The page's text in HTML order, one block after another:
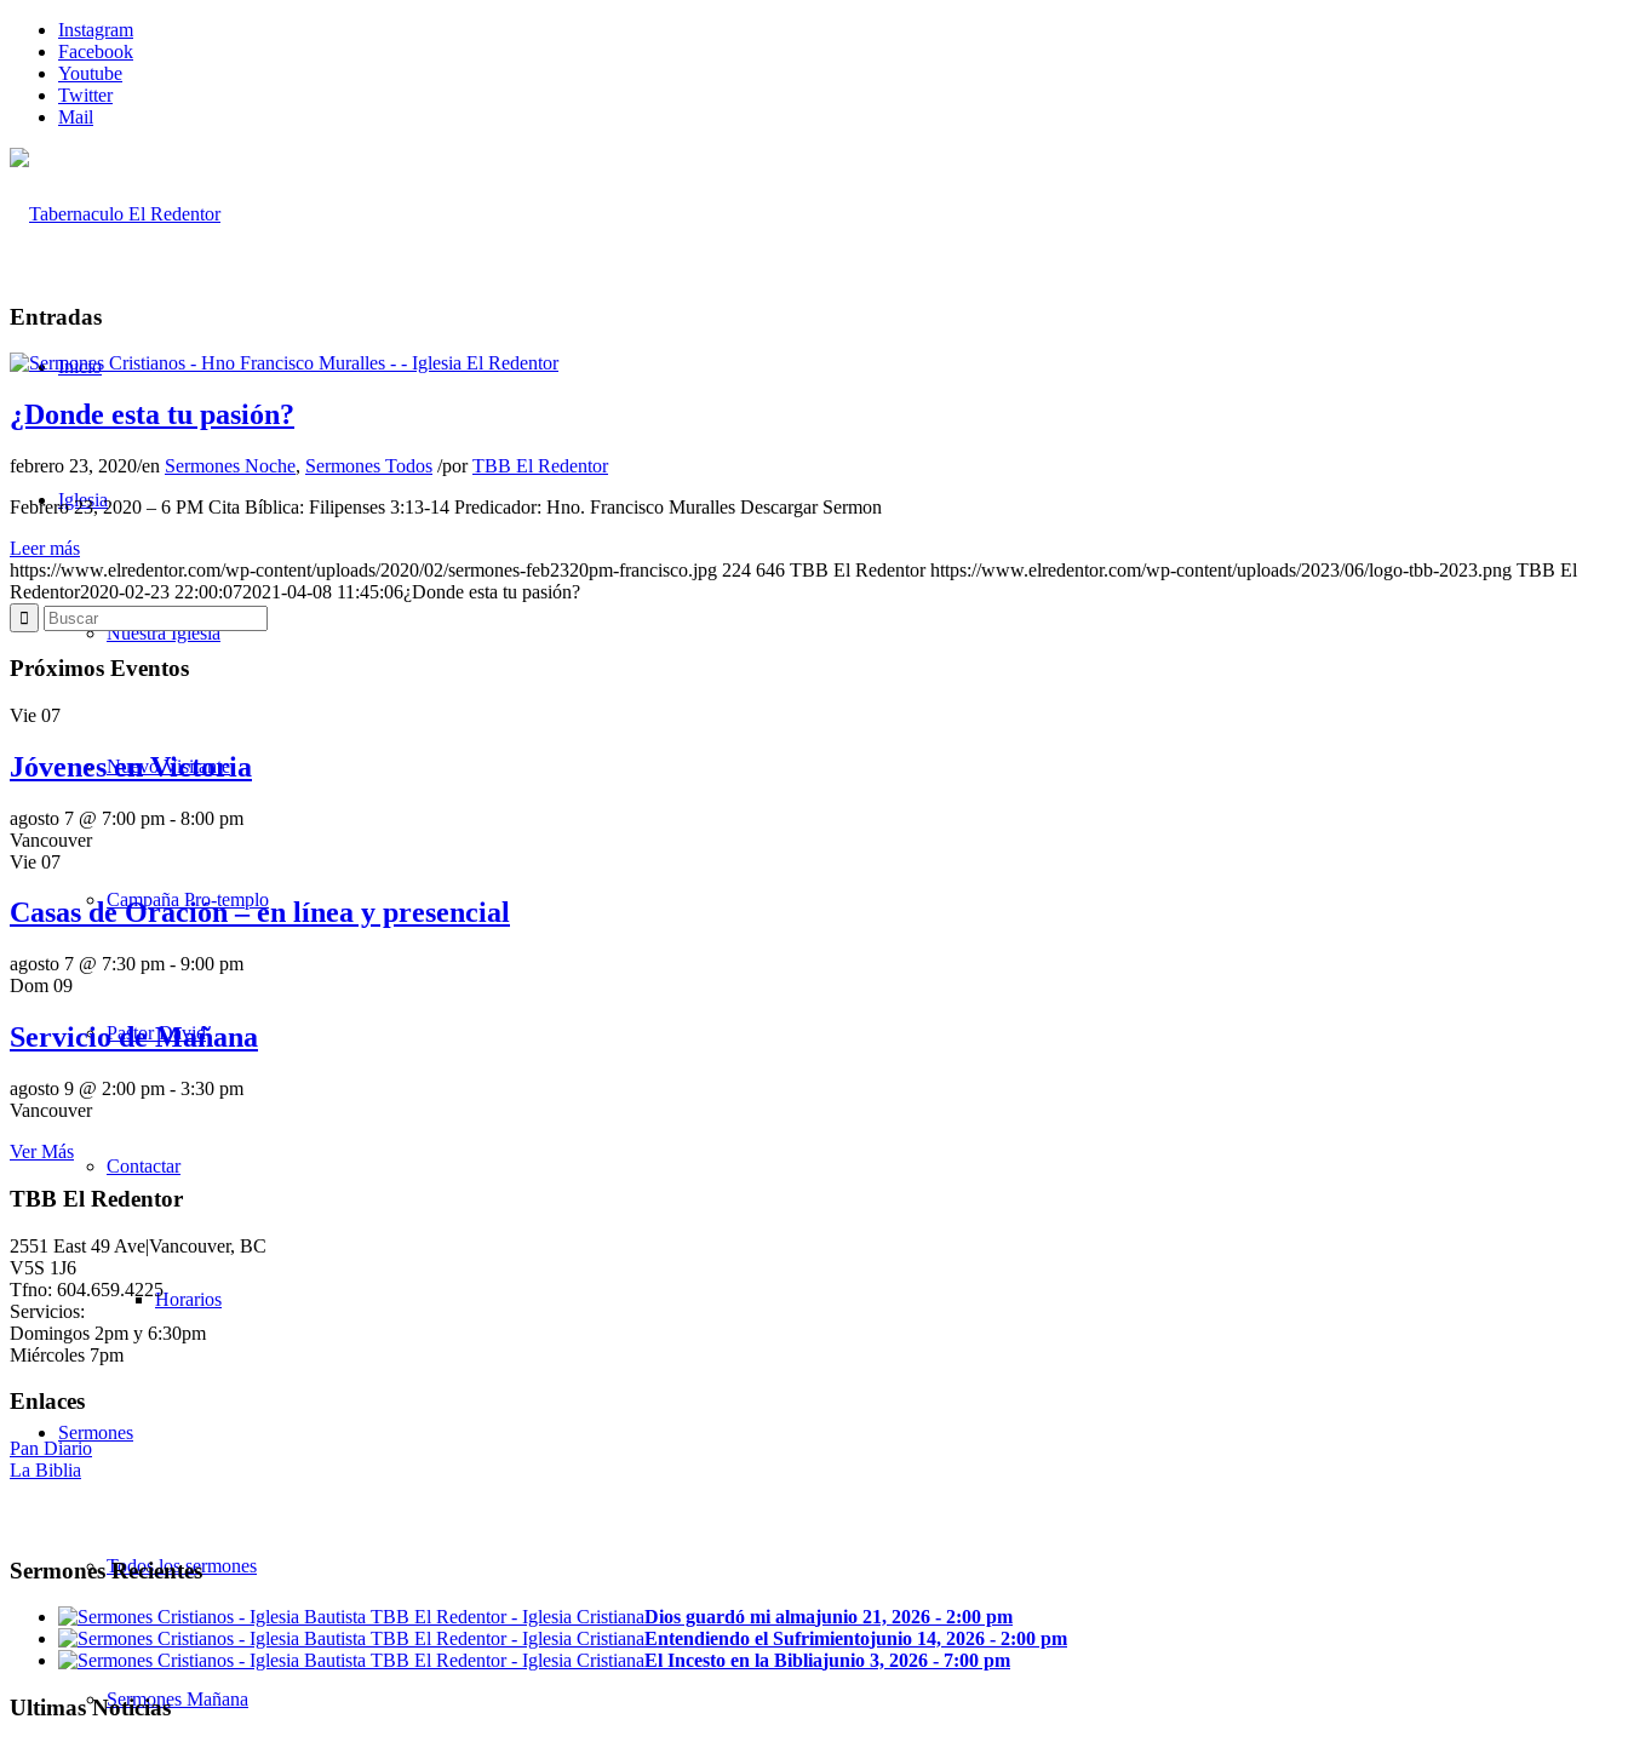
Instagram
Facebook
Youtube
Twitter
Mail
Inicio
Iglesia
Nuestra Iglesia
Nuevo Visitante
Campaña Pro-templo
Pastor David
Contactar
Horarios
Sermones
Todos los sermones
Sermones Mañana
Entradas
¿Donde esta tu pasión?
febrero 23, 2020/en Sermones Noche, Sermones Todos /porTBB El Redentor
Febrero 23, 2020 – 6 PM Cita Bíblica: Filipenses 3:13-14 Predicador: Hno. Francisco Muralles Descargar Sermon
Leer más
https://www.elredentor.com/wp-content/uploads/2020/02/sermones-feb2320pm-francisco.jpg 224 646 TBB El Redentor https://www.elredentor.com/wp-content/uploads/2023/06/logo-tbb-2023.png TBB El
Redentor2020-02-23 22:00:072021-04-08 11:45:06¿Donde esta tu pasión?
Próximos Eventos
Vie 07
Jóvenes en Victoria
agosto 7 @ 7:00 pm - 8:00 pm
Vancouver
Vie 07
Casas de Oración – en línea y presencial
agosto 7 @ 7:30 pm - 9:00 pm
Dom 09
Servicio de Mañana
agosto 9 @ 2:00 pm - 3:30 pm
Vancouver
Ver Más
TBB El Redentor
2551 East 49 Ave|Vancouver, BC
V5S 1J6
Tfno: 604.659.4225
Servicios:
Domingos 2pm y 6:30pm
Miércoles 7pm
Enlaces
Pan Diario
La Biblia
Sermones Recientes
Dios guardó mi almajunio 21, 2026 - 2:00 pm
Entendiendo el Sufrimientojunio 14, 2026 - 2:00 pm
El Incesto en la Bibliajunio 3, 2026 - 7:00 pm
Ultimas Noticias